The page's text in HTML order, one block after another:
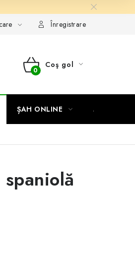
Înregistrare
COŞ
CUMPĂRĂTURI
Coş gol
ȘAH ONLINE MERCH